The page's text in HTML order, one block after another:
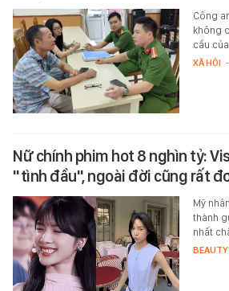
Công
không
cầu
XÃ HỘI -
Nữ chính phim hot 8 nghìn tỷ:
"tình đầu", ngoài đời cũng rất
Mỹ
thành
nhất